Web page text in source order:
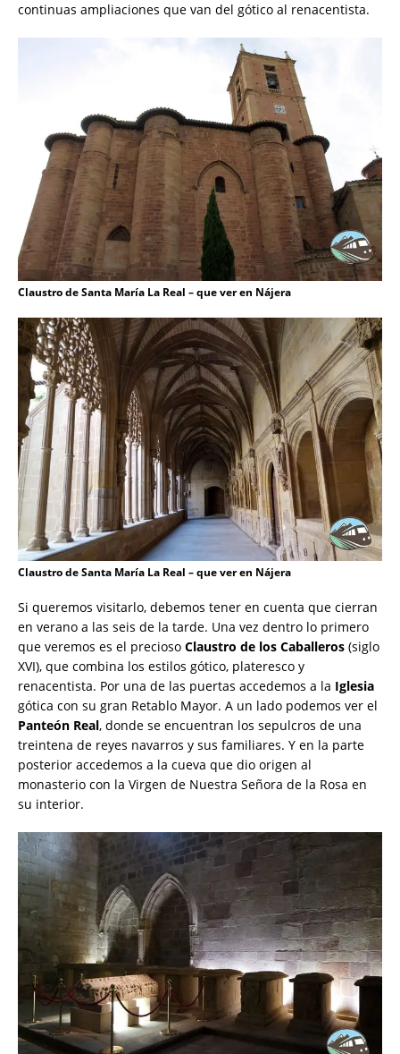
continuas ampliaciones que van del gótico al renacentista.
Claustro de Santa María La Real – que ver en Nájera
Claustro de Santa María La Real – que ver en Nájera
Si queremos visitarlo, debemos tener en cuenta que cierran
en verano a las seis de la tarde. Una vez dentro lo primero
que veremos es el precioso Claustro de los Caballeros (siglo
XVI), que combina los estilos gótico, plateresco y
renacentista. Por una de las puertas accedemos a la Iglesia
gótica con su gran Retablo Mayor. A un lado podemos ver el
Panteón Real, donde se encuentran los sepulcros de una
treintena de reyes navarros y sus familiares. Y en la parte
posterior accedemos a la cueva que dio origen al
monasterio con la Virgen de Nuestra Señora de la Rosa en
su interior.